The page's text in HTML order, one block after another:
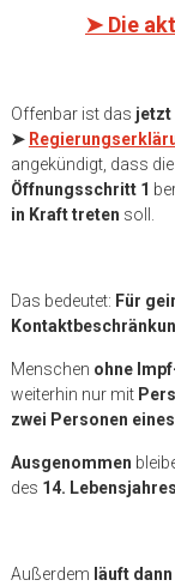
➤ Die
Offenbar ist das jetzt
➤
angekündigt, dass
Öffnungsschritt 1
in Kraft treten soll.
Das bedeutet: Für
Menschen ohne
weiterhin nur mit
zwei Personen
Ausgenommen
des 14. Lebensjahres
Außerdem läuft